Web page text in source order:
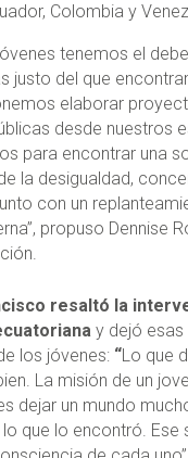
Colombia y
tenemos el
justo del que
elaborar
desde nuestros
para encontrar una
la desigualdad,
con un
propuso Dennise
resaltó la
y dejó esas
los jóvenes: “Lo que
La misión de un
dejar un mundo
que lo encontró. Ese